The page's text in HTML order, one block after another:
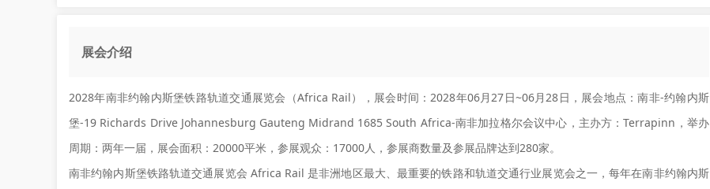
展会介绍
2028年南非约翰内斯堡铁路轨道交通展览会（Africa Rail），展会时间：2028年06月27日~06月28日，展会地点：南非-约翰内斯
堡-19 Richards Drive Johannesburg Gauteng Midrand 1685 South Africa-南非加拉格尔会议中心，主办方：Terrapinn，举办
周期：两年一届，展会面积：20000平米，参展观众：17000人，参展商数量及参展品牌达到280家。
南非约翰内斯堡铁路轨道交通展览会 Africa Rail 是非洲地区最大、最重要的铁路和轨道交通行业展览会之一，每年在南非约翰内斯